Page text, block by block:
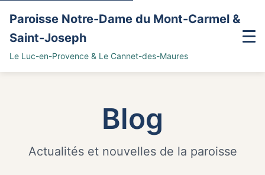
Paroisse Notre-Dame du Mont-Carmel &
Saint-Joseph
Le Luc-en-Provence & Le Cannet-des-Maures
Découvrir la paroisse
Blog
Actualités et nouvelles de la paroisse